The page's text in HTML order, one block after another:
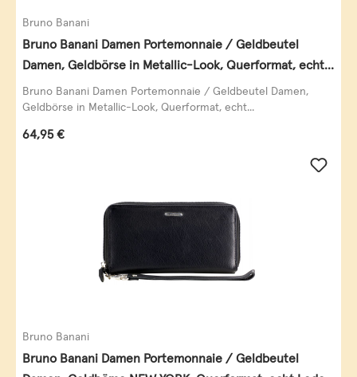
Bruno Banani
Bruno Banani Damen Portemonnaie / Geldbeutel
Damen, Geldbörse in Metallic-Look, Querformat, echt
Leder, schwarz-gold
Bruno Banani Damen Portemonnaie / Geldbeutel Damen,
Geldbörse in Metallic-Look, Querformat, echt...
Regulärer Preis:
64,95 €
Bruno Banani
Bruno Banani Damen Portemonnaie / Geldbeutel